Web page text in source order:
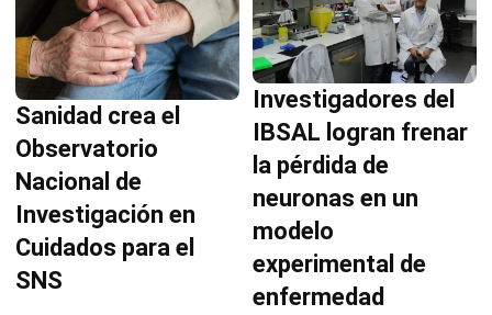
Sanidad crea el
Observatorio
Nacional de
Investigación en
Cuidados para el
SNS
Investigadores del
IBSAL logran frenar
la pérdida de
neuronas en un
modelo
experimental de
enfermedad